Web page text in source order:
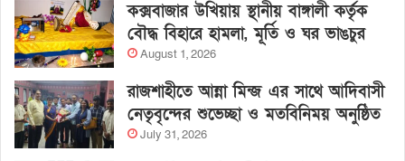
কক্সবাজার উখিয়ায় স্থানীয় বাঙ্গালী কর্তৃক
বৌদ্ধ বিহারে হামলা, মূর্তি ও ঘর ভাঙচুর
August 1, 2026
রাজশাহীতে আন্না মিন্জ এর সাথে আদিবাসী
নেতৃবৃন্দের শুভেচ্ছা ও মতবিনিময় অনুষ্ঠিত
July 31, 2026